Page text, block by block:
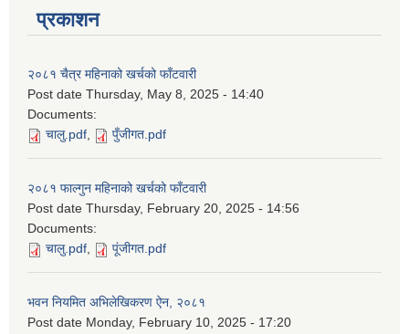
प्रकाशन
२०८१ चैत्र महिनाको खर्चको फाँटवारी
Post date Thursday, May 8, 2025 - 14:40
Documents:
चालु.pdf, पुँजीगत.pdf
२०८१ फाल्गुन महिनाको खर्चको फाँटवारी
Post date Thursday, February 20, 2025 - 14:56
Documents:
चालु.pdf, पूंजीगत.pdf
भवन नियमित अभिलेखिकरण ऐन, २०८१
Post date Monday, February 10, 2025 - 17:20